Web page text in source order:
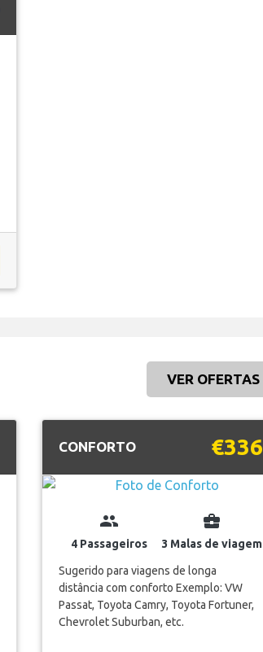
VER OFERTAS
CONFORTO €336
group
4 Passageiros
business_center
3 Malas de viagem
Sugerido para viagens de longa
distância com conforto Exemplo: VW
Passat, Toyota Camry, Toyota Fortuner,
Chevrolet Suburban, etc.